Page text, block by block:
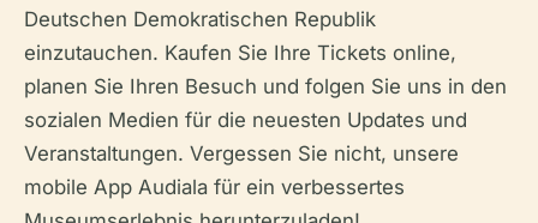
Deutschen Demokratischen Republik
einzutauchen. Kaufen Sie Ihre Tickets online,
planen Sie Ihren Besuch und folgen Sie uns in den
sozialen Medien für die neuesten Updates und
Veranstaltungen. Vergessen Sie nicht, unsere
mobile App Audiala für ein verbessertes